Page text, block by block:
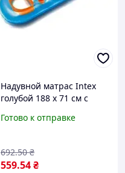
Надувной матрас Intex
голубой 188 х 71 см с
стаканчиков" (539026)
Готово к отправке
559.54₴
692.50 ₴